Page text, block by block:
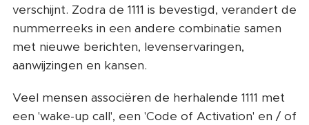
verschijnt. Zodra de 1111 is bevestigd, verandert de
nummerreeks in een andere combinatie samen
met nieuwe berichten, levenservaringen,
aanwijzingen en kansen.
Veel mensen associëren de herhalende 1111 met
een 'wake-up call', een 'Code of Activation' en / of